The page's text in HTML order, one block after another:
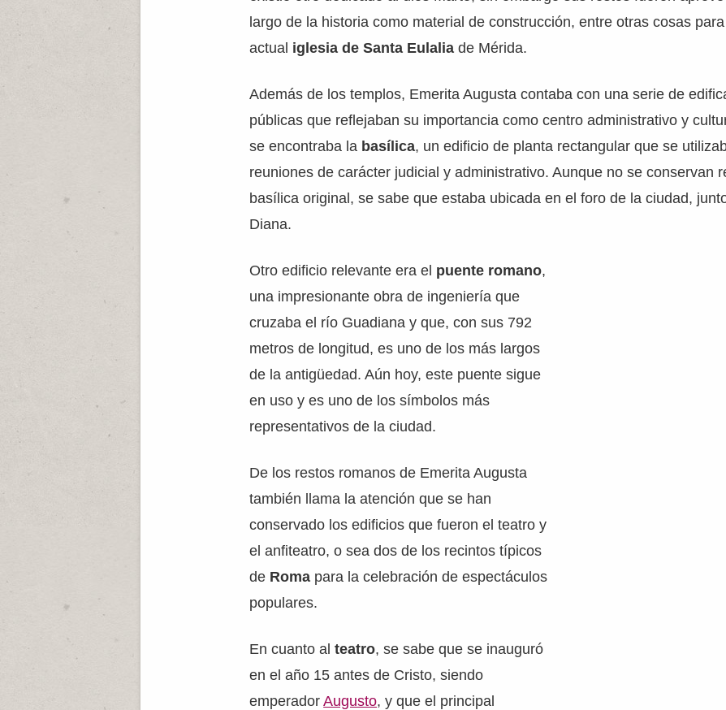
largo de la historia como material de construcción, entre otras cosas
actual iglesia de Santa Eulalia de Mérida.
Además de los templos, Emerita Augusta contaba con una serie de
públicas que reflejaban su importancia como centro administrativo y
se encontraba la basílica, un edificio de planta rectangular que se
reuniones de carácter judicial y administrativo. Aunque no se conservan
basílica original, se sabe que estaba ubicada en el foro de la ciudad,
Diana.
Otro edificio relevante era el puente romano,
una impresionante obra de ingeniería que
cruzaba el río Guadiana y que, con sus 792
metros de longitud, es uno de los más largos
de la antigüedad. Aún hoy, este puente sigue
en uso y es uno de los símbolos más
representativos de la ciudad.
De los restos romanos de Emerita Augusta
también llama la atención que se han
conservado los edificios que fueron el teatro y
el anfiteatro, o sea dos de los recintos típicos
de Roma para la celebración de espectáculos
populares.
En cuanto alteatro, se sabe que se inauguró
en el año 15 antes de Cristo, siendo
emperadorAugusto, y que el principal